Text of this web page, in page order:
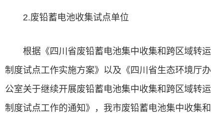
2.废铅蓄电池收集试点单位
根据《四川省废铅蓄电池集中收集和跨区域转运
制度试点工作实施方案》以及《四川省生态环境厅办
公室关于继续开展废铅蓄电池集中收集和跨区域转运
制度试点工作的通知》，我市废铅蓄电池集中收集和